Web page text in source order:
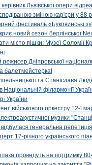
Львівської опери
зміною кар'єри у 88
фестиваль «Буковинські
новий сезон берлінської
місто пішки: Музеї Соломії
Дніпровської
балетмейстерка!
та Станіслава
філармонії
України
військового оркестру 12-ї
музики
генеральна
17-річного українського
проведуть на підтримку